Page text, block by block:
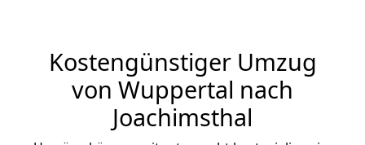
Kostengünstiger Umzug
von Wuppertal nach
Joachimsthal